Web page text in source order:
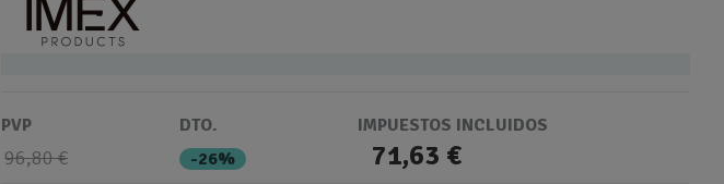
PVP
96,80 €
DTO.
-26%
IMPUESTOS INCLUIDOS
71,63 €